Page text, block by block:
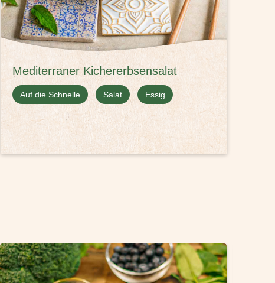
Mediterraner Kichererbsensalat
Auf die Schnelle Salat Essig